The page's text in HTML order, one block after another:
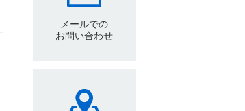
メールでの
お問い合わせ